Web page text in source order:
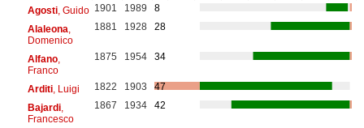
Agosti, Guido 1901 1989
8
Alaleona
Domenico
1881 1928 28
Alfano,
Franco
1875 1954 34
Arditi, Luigi 1822 1903
47
Bajardi,
Francesco
1867 1934 42